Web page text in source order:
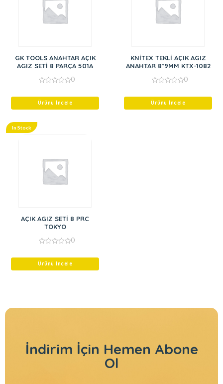
GK TOOLS ANAHTAR AÇIK
AGIZ SETİ 8 PARÇA 501A
of
0
Ürünü İncele
KNİTEX TEKLİ AÇIK AGIZ
ANAHTAR 8*9MM KTX-1082
of
0
Ürünü İncele
In Stock
AÇIK AGIZ SETİ 8 PRC
TOKYO
of
0
Ürünü İncele
İndirim İçin Hemen Abone
Ol